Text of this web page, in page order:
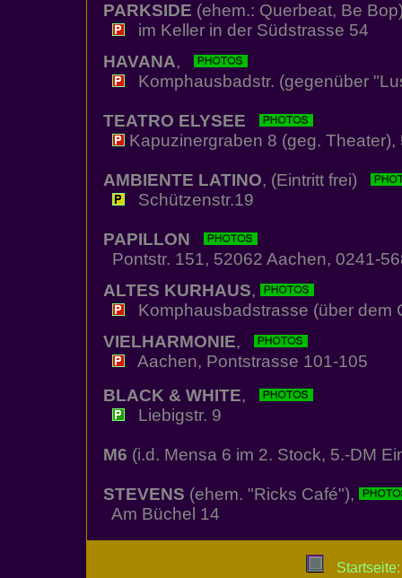
PARKSIDE (ehem.: Querbeat, Be
im Keller in der Südstrasse 54
HAVANA,
Komphausbadstr. (gegenüber
TEATRO ELYSEE
Kapuzinergraben 8 (geg.
AMBIENTE LATINO, (Eintritt frei)
Schützenstr.19
PAPILLON
Pontstr. 151, 52062 Aachen, 0241-
ALTES KURHAUS,
Komphausbadstrasse (über dem
VIELHARMONIE,
Aachen, Pontstrasse 101-105
BLACK & WHITE,
Liebigstr. 9
M6 (i.d. Mensa 6 im 2. Stock, 5.-DM
STEVENS (ehem. "Ricks Café"),
Am Büchel 14
Startseite: